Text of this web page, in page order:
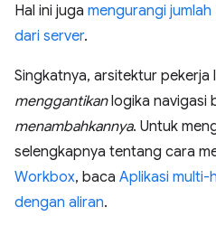
Hal ini juga mengurangi
dari server.
Singkatnya, arsitektur
menggantikanlogika navigasi
menambahkannya. Untuk
selengkapnya tentang cara
Workbox, baca Aplikasi multi-
dengan aliran.